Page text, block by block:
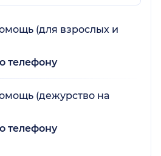
(для взрослых и
телефону
(дежурство на
телефону